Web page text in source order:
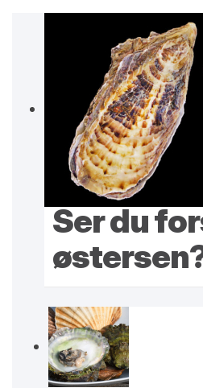
Ser du